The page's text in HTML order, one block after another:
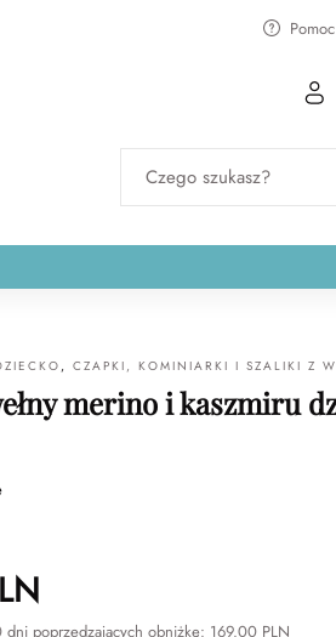
Pomoc
Czego szukasz?
, CZAPKI, KOMINIARKI I SZALIKI Z
merino i kaszmiru
dni poprzedzających obniżkę: 169.00 PLN